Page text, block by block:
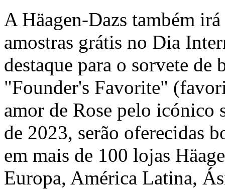
A Häagen-Dazs também
amostras grátis no Dia
destaque para o sorvete
"Founder's Favorite"
amor de Rose pelo
de 2023, serão oferecidas
em mais de 100 lojas
Europa, América Latina,